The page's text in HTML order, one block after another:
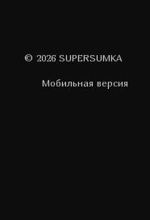
© 2026 SUPERSUMKA
Мобильная версия